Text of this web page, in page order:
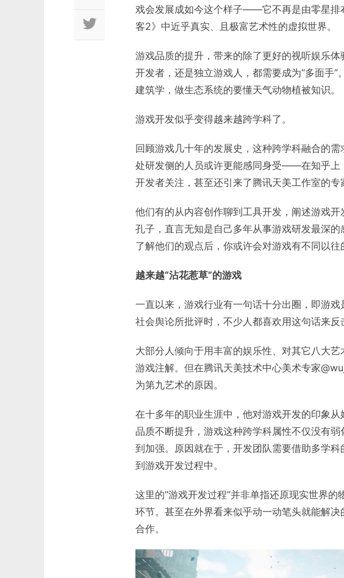
戏会发展成如今这个样子——它不再是由零星排
客2》中近乎真实、且极富艺术性的虚拟世界。
游戏品质的提升，带来的除了更好的视听娱乐
开发者，还是独立游戏人，都需要成为“多面手
建筑学，做生态系统的要懂天气动物植被知识。
游戏开发似乎变得越来越跨学科了。
回顾游戏几十年的发展史，这种跨学科融合的
处研发侧的人员或许更能感同身受——在知乎上
开发者关注，甚至还引来了腾讯天美工作室的专
他们有的从内容创作聊到工具开发，阐述游戏
孔子，直言无知是自己多年从事游戏研发最深的
了解他们的观点后，你或许会对游戏有不同以往
越来越“沾花惹草”的游戏
一直以来，游戏行业有一句话十分出圈，即游
社会舆论所批评时，不少人都喜欢用这句话来
大部分人倾向于用丰富的娱乐性、对其它八大
游戏注解。但在腾讯天美技术中心美术专家
为第九艺术的原因。
在十多年的职业生涯中，他对游戏开发的印象
品质不断提升，游戏这种跨学科属性不仅没有
到加强。原因就在于，开发团队需要借助多学
到游戏开发过程中。
这里的“游戏开发过程”并非单指还原现实世界
环节。甚至在外界看来似乎动一动笔头就能解
合作。